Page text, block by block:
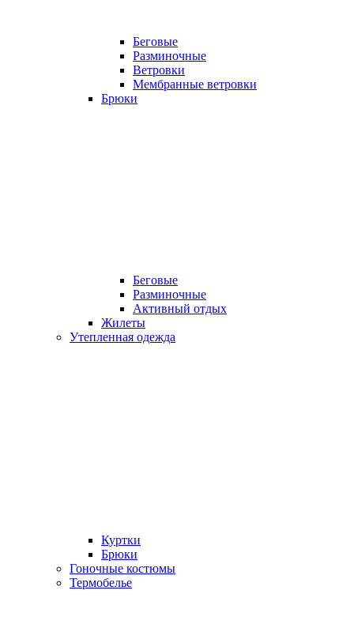
Беговые
Разминочные
Ветровки
Мембранные ветровки
Брюки
Беговые
Разминочные
Активный отдых
Жилеты
Утепленная одежда
Куртки
Брюки
Гоночные костюмы
Термобелье